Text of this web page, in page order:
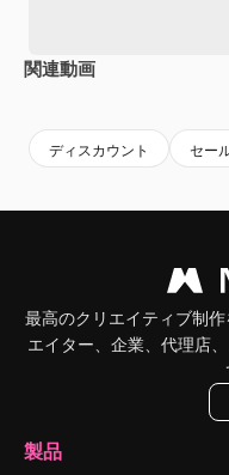
関連動画
ディスカウント セー
最高のクリエイティブ制
エイター、企業、代理店
製品